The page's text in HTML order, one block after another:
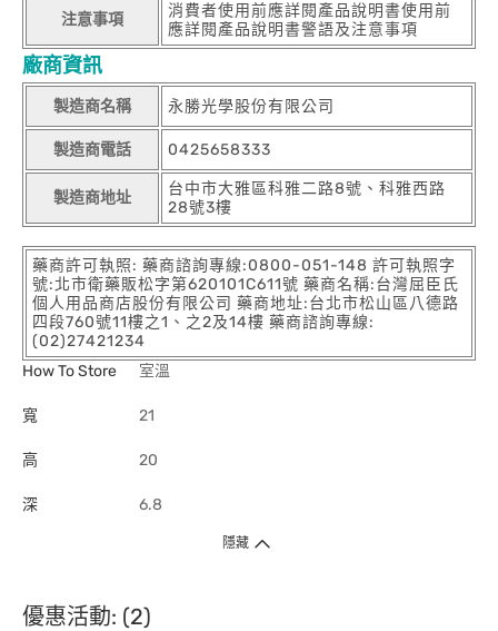
注意事項
消費者使用前應詳閱產品說明書使用前
應詳閱產品說明書警語及注意事項
廠商資訊
製造商名稱 永勝光學股份有限公司
製造商電話 0425658333
製造商地址
台中市大雅區科雅二路8號、科雅西路
28號3樓
藥商許可執照: 藥商諮詢專線:0800-051-148 許可執照字
號:北市衛藥販松字第620101C611號 藥商名稱:台灣屈臣氏
個人用品商店股份有限公司 藥商地址:台北市松山區八德路
四段760號11樓之1、之2及14樓 藥商諮詢專線:
(02)27421234
How To Store
室溫
寬 21
高 20
深 6.8
隱藏
優惠活動: (2)